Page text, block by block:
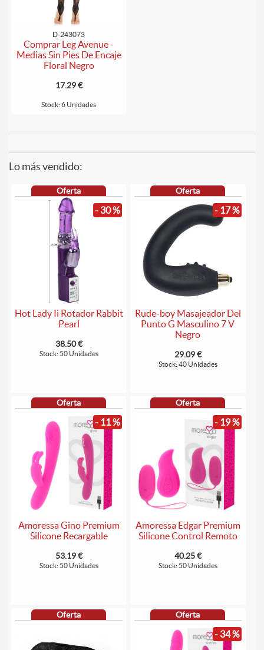
D-243073
Comprar Leg Avenue -
Medias Sin Pies De Encaje
Floral Negro
17.29 €
Stock: 6 Unidades
Lo más vendido:
Oferta
- 30 %
Hot Lady Ii Rotador Rabbit
Pearl
38.50 €
Stock: 50 Unidades
Oferta
- 17 %
Rude-boy Masajeador Del
Punto G Masculino 7 V
Negro
29.09 €
Stock: 40 Unidades
Oferta
- 11 %
Amoressa Gino Premium
Silicone Recargable
53.19 €
Stock: 50 Unidades
Oferta
- 19 %
Amoressa Edgar Premium
Silicone Control Remoto
40.25 €
Stock: 50 Unidades
Oferta Oferta
- 34 %